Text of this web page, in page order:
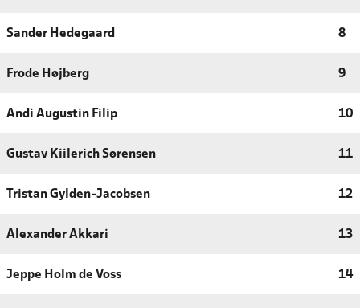
Sander Hedegaard 8
Frode Højberg 9
Andi Augustin Filip 10
Gustav Kiilerich Sørensen 11
Tristan Gylden-Jacobsen 12
Alexander Akkari 13
Jeppe Holm de Voss 14